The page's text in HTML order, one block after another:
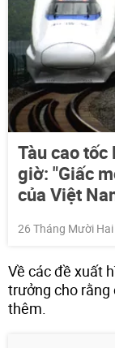
Tàu cao tốc
giờ: "Giấc
của Việt
26 Tháng Mười
Về các đề xuất
trưởng cho rằng
thêm.